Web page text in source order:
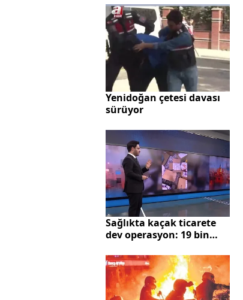
Yenidoğan çetesi davası
sürüyor
Sağlıkta kaçak ticarete
dev operasyon: 19 bin
ceza